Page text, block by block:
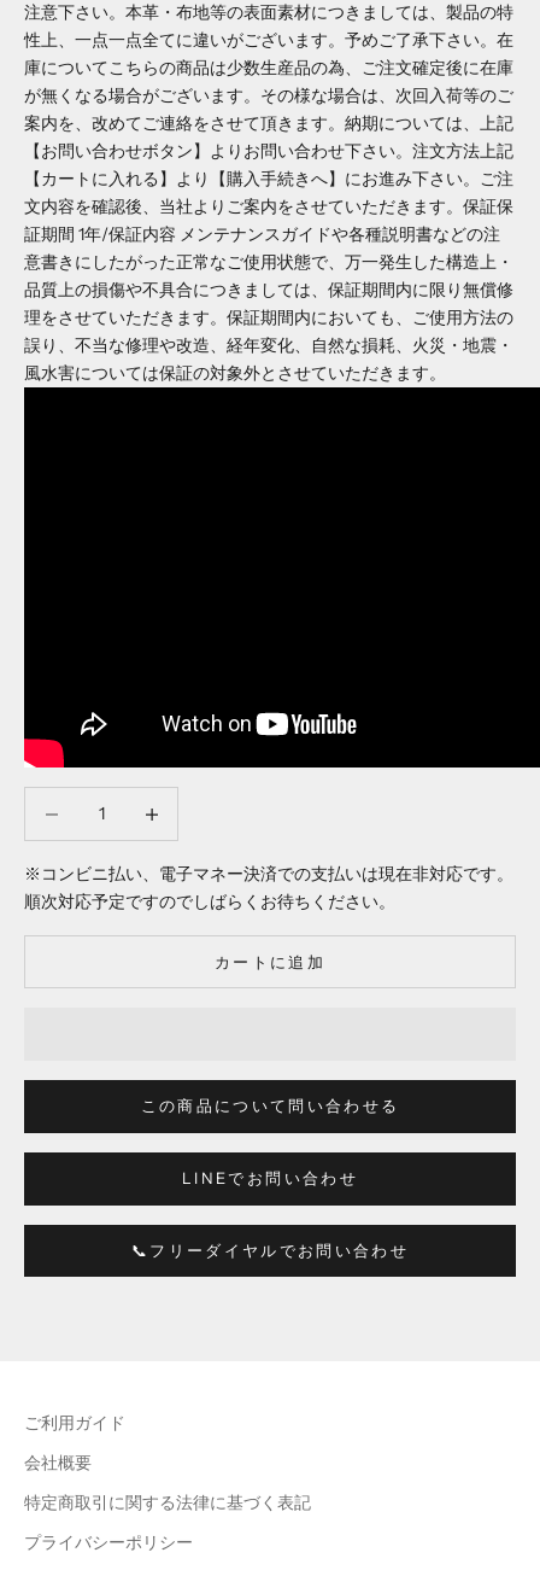
注意下さい。本革・布地等の表面素材につきましては、製品の特
性上、一点一点全てに違いがございます。予めご了承下さい。在
庫についてこちらの商品は少数生産品の為、ご注文確定後に在庫
が無くなる場合がございます。その様な場合は、次回入荷等のご
案内を、改めてご連絡をさせて頂きます。納期については、上記
【お問い合わせボタン】よりお問い合わせ下さい。注文方法上記
【カートに入れる】より【購入手続きへ】にお進み下さい。ご注
文内容を確認後、当社よりご案内をさせていただきます。保証保
証期間 1年/保証内容 メンテナンスガイドや各種説明書などの注
意書きにしたがった正常なご使用状態で、万一発生した構造上・
品質上の損傷や不具合につきましては、保証期間内に限り無償修
理をさせていただきます。保証期間内においても、ご使用方法の
誤り、不当な修理や改造、経年変化、自然な損耗、火災・地震・
風水害については保証の対象外とさせていただきます。
※コンビニ払い、電子マネー決済での支払いは現在非対応です。
順次対応予定ですのでしばらくお待ちください。
カートに追加
この商品について問い合わせる
LINEでお問い合わせ
📞フリーダイヤルでお問い合わせ
ご利用ガイド
会社概要
特定商取引に関する法律に基づく表記
プライバシーポリシー